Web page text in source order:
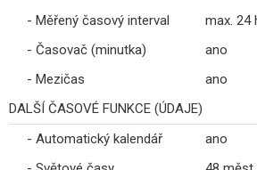
- Měřený časový interval
max. 24
- Časovač (minutka)
ano
- Mezičas
ano
DALŠÍ ČASOVÉ FUNKCE (ÚDAJE)
- Automatický kalendář
ano